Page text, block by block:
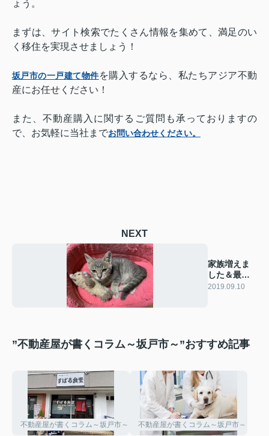
ょう。
まずは、サイト検索でたくさん情報を集めて、満足のい
く移住を実現させましょう！
坂戸市の一戸建て物件を購入するなら、私たちアジア不動
産にお任せください！
また、不動産購入に関するご質問も承っておりますの
で、お気軽に当社までお問い合わせください。
NEXT
家族増えま
した＆最近
のお出かけ
2019.09.10
”不動産屋が書くコラム～坂戸市～”おすすめ記事
不動産屋が書くコラム～坂戸市～ 不動産屋が書くコラム～坂戸市～